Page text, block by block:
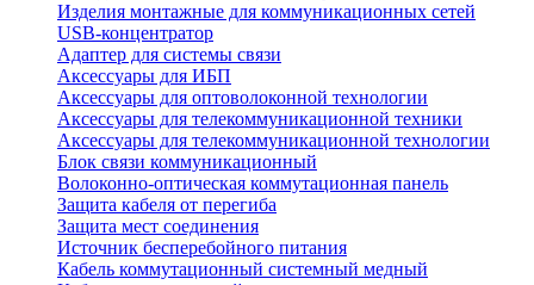
Изделия монтажные для коммуникационных сетей
USB-концентратор
Адаптер для системы связи
Аксессуары для ИБП
Аксессуары для оптоволоконной технологии
Аксессуары для телекоммуникационной техники
Аксессуары для телекоммуникационной технологии
Блок связи коммуникационный
Волоконно-оптическая коммутационная панель
Защита кабеля от перегиба
Защита мест соединения
Источник бесперебойного питания
Кабель коммутационный системный медный